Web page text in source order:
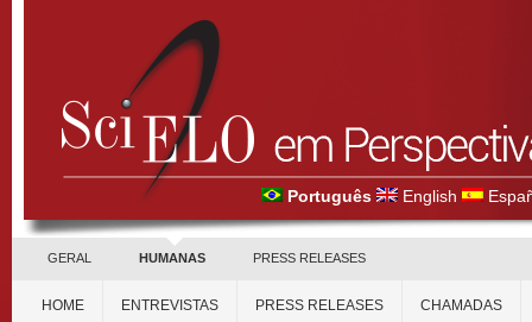
Português English
GERAL HUMANAS PRESS RELEASES
HOME ENTREVISTAS PRESS RELEASES CHAMADAS